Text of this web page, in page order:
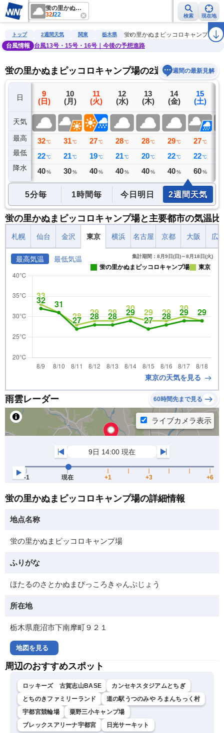
蛍の里かぬまピッコロキャンプ場
32/22 検索 現在地
雨雲レーダー 台風情報 地震情報 警報・注意報 2週間天気 ラ
トップ 2週間天気 関東 栃木県
蛍の里かぬまピッコロキャンプ場
台風情報
台風13号・15号・16号｜今後の予想進路
蛍の里かぬまピッコロキャンプ場の2週間天気予報
週間の最新見解
日
天気
最高
最低
降水
8
(土)
34 ℃
23 ℃
19ミリ
9
(日)
32 ℃
22 ℃
40 %
10
(月)
31 ℃
21 ℃
30 %
11
(火)
27 ℃
19 ℃
40 %
12
(水)
28 ℃
21 ℃
40 %
13
(木)
28 ℃
20 ℃
40 %
14
(金)
29 ℃
22 ℃
40 %
15
(土)
27 ℃
22 ℃
60 %
5分毎 1時間毎 今日明日 2週間天気
蛍の里かぬまピッコロキャンプ場と主要都市の気温比
札幌 仙台 金沢 東京 横浜 名古屋 京都 大阪 広
最高気温 最低気温 集計期間：8月9日(日)～8月18日(火)
蛍の里かぬまピッコロキャンプ場 東京
東京の天気を見る
雨雲レーダー 60時間先まで見る
蛍の里かぬまピッコロキャンプ場の詳細情報
地点名称
蛍の里かぬまピッコロキャンプ場
ふりがな
ほたるのさとかぬまぴっころきゃんぷじょう
所在地
栃木県鹿沼市下南摩町９２１
地図を見る
周辺のおすすめスポット
ロッキーズ 古賀志山BASE
カンセキスタジアムとちぎ
とちのきファミリーランド
道の駅うつのみや ろまんちっく村
宇都宮競輪場
粟野三小キャンプ場
ブレックスアリーナ宇都宮
日光サーキット